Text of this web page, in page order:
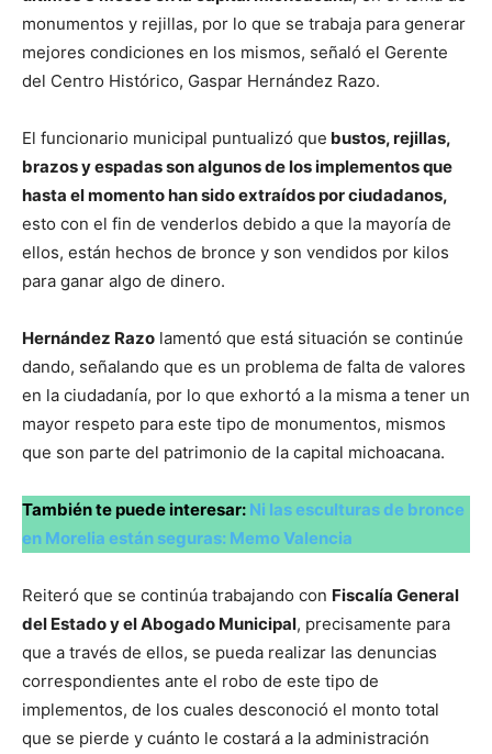
monumentos y rejillas, por lo que se trabaja para generar
mejores condiciones en los mismos, señaló el Gerente
del Centro Histórico, Gaspar Hernández Razo.
El funcionario municipal puntualizó que bustos, rejillas,
brazos y espadas son algunos de los implementos que
hasta el momento han sido extraídos por ciudadanos,
esto con el fin de venderlos debido a que la mayoría de
ellos, están hechos de bronce y son vendidos por kilos
para ganar algo de dinero.
Hernández Razo lamentó que está situación se continúe
dando, señalando que es un problema de falta de valores
en la ciudadanía, por lo que exhortó a la misma a tener un
mayor respeto para este tipo de monumentos, mismos
que son parte del patrimonio de la capital michoacana.
También te puede interesar: Ni las esculturas de bronce
en Morelia están seguras: Memo Valencia
Reiteró que se continúa trabajando con Fiscalía General
del Estado y el Abogado Municipal, precisamente para
que a través de ellos, se pueda realizar las denuncias
correspondientes ante el robo de este tipo de
implementos, de los cuales desconoció el monto total
que se pierde y cuánto le costará a la administración